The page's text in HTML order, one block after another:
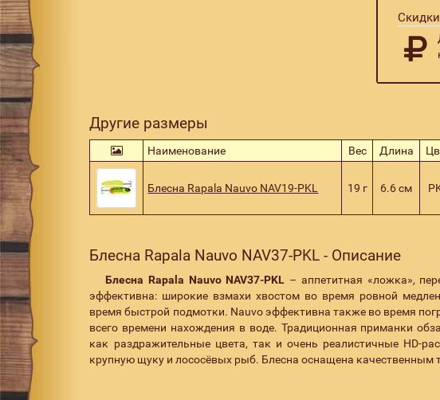
Скидки
Другие размеры
Наименование Вес Длина
Блесна Rapala Nauvo NAV19-PKL 19 г 6.6 см
Блесна Rapala Nauvo NAV37-PKL - Описание
Блесна Rapala Nauvo NAV37-PKL – аппетитная «ложка»,
эффективна: широкие взмахи хвостом во время ровной
время быстрой подмотки. Nauvo эффективна также во время
всего времени нахождения в воде. Традиционная приманки
как раздражительные цвета, так и очень реалистичные HD-
крупную щуку и лососёвых рыб. Блесна оснащена качественным